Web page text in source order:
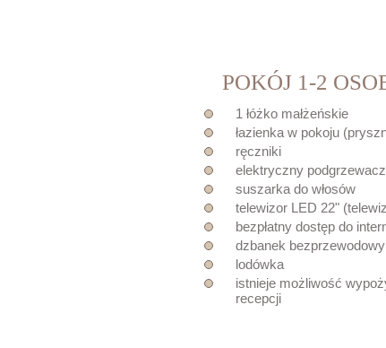
POKÓJ 1-2
1 łóżko małżeńskie
łazienka w pokoju
ręczniki
elektryczny
suszarka do włosów
telewizor LED 22"
bezpłatny dostęp do
dzbanek
lodówka
istnieje możliwość
recepcji